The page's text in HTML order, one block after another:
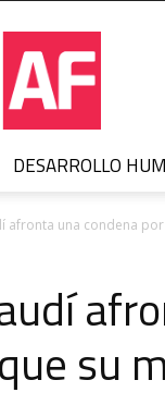
DESARROLLO
afronta una condena
su